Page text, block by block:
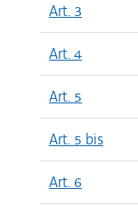
Art. 3
Art. 4
Art. 5
Art. 5 bis
Art. 6